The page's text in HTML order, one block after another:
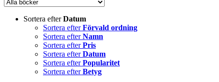
Sortera efterDatum
Sortera efterFörvald ordning
Sortera efterNamn
Sortera efterPris
Sortera efterDatum
Sortera efterPopularitet
Sortera efterBetyg